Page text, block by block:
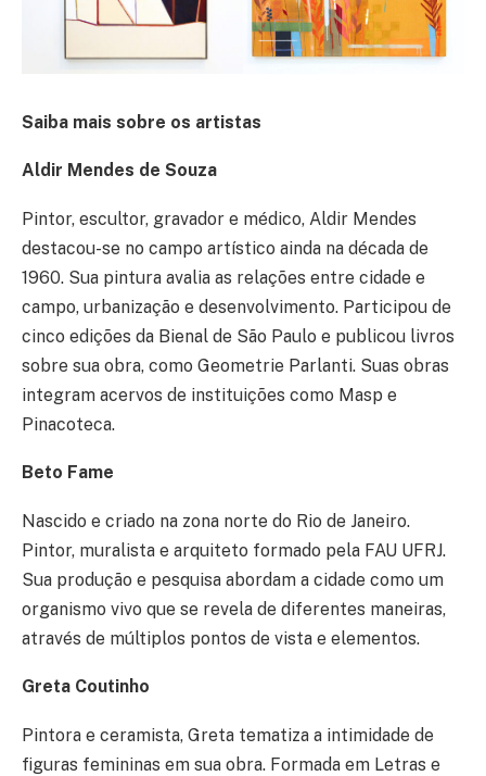
Saiba mais sobre os artistas
Aldir Mendes de Souza
Pintor, escultor, gravador e médico, Aldir Mendes
destacou-se no campo artístico ainda na década de
1960. Sua pintura avalia as relações entre cidade e
campo, urbanização e desenvolvimento. Participou de
cinco edições da Bienal de São Paulo e publicou livros
sobre sua obra, como Geometrie Parlanti. Suas obras
integram acervos de instituições como Masp e
Pinacoteca.
Beto Fame
Nascido e criado na zona norte do Rio de Janeiro.
Pintor, muralista e arquiteto formado pela FAU UFRJ.
Sua produção e pesquisa abordam a cidade como um
organismo vivo que se revela de diferentes maneiras,
através de múltiplos pontos de vista e elementos.
Greta Coutinho
Pintora e ceramista, Greta tematiza a intimidade de
figuras femininas em sua obra. Formada em Letras e